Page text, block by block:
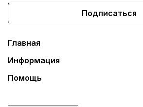
Подписаться
Главная
Информация
Помощь